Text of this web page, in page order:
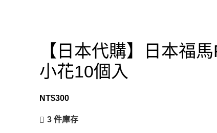
【日本代購】日本福
小花10個入
NT$300
3 件庫存